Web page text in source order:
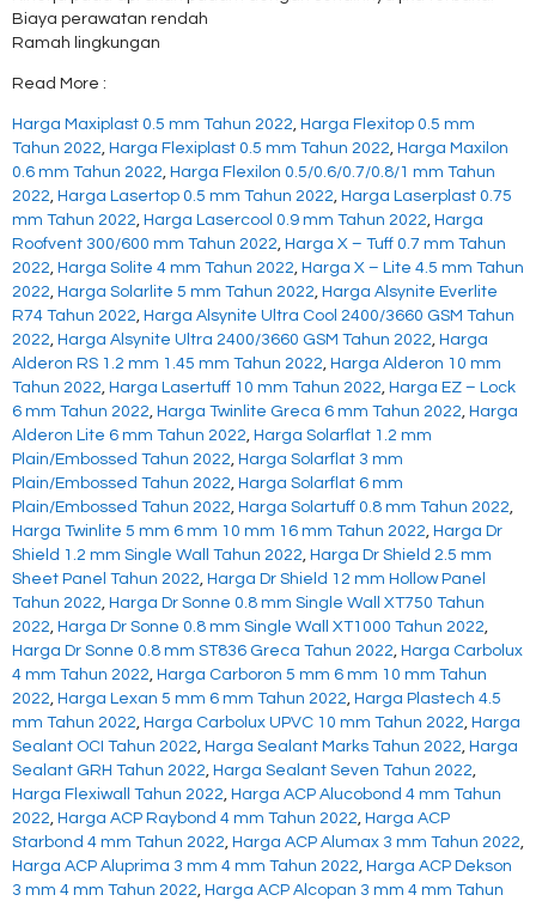
Biaya perawatan rendah
Ramah lingkungan
Read More :
Harga Maxiplast 0.5 mm Tahun 2022, Harga Flexitop 0.5 mm
Tahun 2022, Harga Flexiplast 0.5 mm Tahun 2022, Harga Maxilon
0.6 mm Tahun 2022, Harga Flexilon 0.5/0.6/0.7/0.8/1 mm Tahun
2022, Harga Lasertop 0.5 mm Tahun 2022, Harga Laserplast 0.75
mm Tahun 2022, Harga Lasercool 0.9 mm Tahun 2022, Harga
Roofvent 300/600 mm Tahun 2022, Harga X – Tuff 0.7 mm Tahun
2022, Harga Solite 4 mm Tahun 2022, Harga X – Lite 4.5 mm Tahun
2022, Harga Solarlite 5 mm Tahun 2022, Harga Alsynite Everlite
R74 Tahun 2022, Harga Alsynite Ultra Cool 2400/3660 GSM Tahun
2022, Harga Alsynite Ultra 2400/3660 GSM Tahun 2022, Harga
Alderon RS 1.2 mm 1.45 mm Tahun 2022, Harga Alderon 10 mm
Tahun 2022, Harga Lasertuff 10 mm Tahun 2022, Harga EZ – Lock
6 mm Tahun 2022, Harga Twinlite Greca 6 mm Tahun 2022, Harga
Alderon Lite 6 mm Tahun 2022, Harga Solarflat 1.2 mm
Plain/Embossed Tahun 2022, Harga Solarflat 3 mm
Plain/Embossed Tahun 2022, Harga Solarflat 6 mm
Plain/Embossed Tahun 2022, Harga Solartuff 0.8 mm Tahun 2022,
Harga Twinlite 5 mm 6 mm 10 mm 16 mm Tahun 2022, Harga Dr
Shield 1.2 mm Single Wall Tahun 2022, Harga Dr Shield 2.5 mm
Sheet Panel Tahun 2022, Harga Dr Shield 12 mm Hollow Panel
Tahun 2022, Harga Dr Sonne 0.8 mm Single Wall XT750 Tahun
2022, Harga Dr Sonne 0.8 mm Single Wall XT1000 Tahun 2022,
Harga Dr Sonne 0.8 mm ST836 Greca Tahun 2022, Harga Carbolux
4 mm Tahun 2022, Harga Carboron 5 mm 6 mm 10 mm Tahun
2022, Harga Lexan 5 mm 6 mm Tahun 2022, Harga Plastech 4.5
mm Tahun 2022, Harga Carbolux UPVC 10 mm Tahun 2022, Harga
Sealant OCI Tahun 2022, Harga Sealant Marks Tahun 2022, Harga
Sealant GRH Tahun 2022, Harga Sealant Seven Tahun 2022,
Harga Flexiwall Tahun 2022, Harga ACP Alucobond 4 mm Tahun
2022, Harga ACP Raybond 4 mm Tahun 2022, Harga ACP
Starbond 4 mm Tahun 2022, Harga ACP Alumax 3 mm Tahun 2022,
Harga ACP Aluprima 3 mm 4 mm Tahun 2022, Harga ACP Dekson
3 mm 4 mm Tahun 2022, Harga ACP Alcopan 3 mm 4 mm Tahun